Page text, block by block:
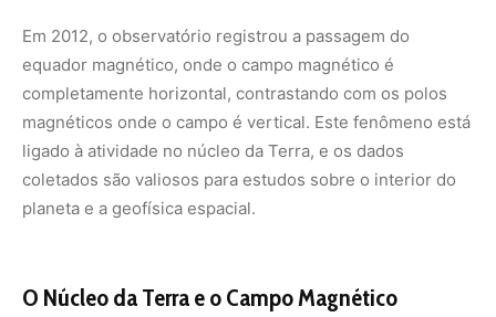
A mais de 2900 km de profundidade, no núcleo externo
da Terra, um líquido rico em ferro e níquel em movimento
os raios cósmicos. Durante tempestades magnéticas, o